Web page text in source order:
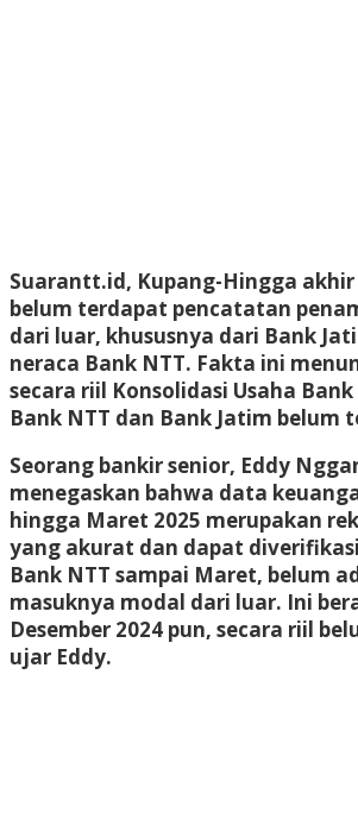
Suarantt.id, Kupang-Hingga akhir
belum terdapat pencatatan
dari luar, khususnya dari Bank
neraca Bank NTT. Fakta ini
secara riil Konsolidasi Usaha
Bank NTT dan Bank Jatim belum
Seorang bankir senior, Eddy
menegaskan bahwa data
hingga Maret 2025 merupakan
yang akurat dan dapat
Bank NTT sampai Maret, belum
masuknya modal dari luar. Ini
Desember 2024 pun, secara riil
ujar Eddy.